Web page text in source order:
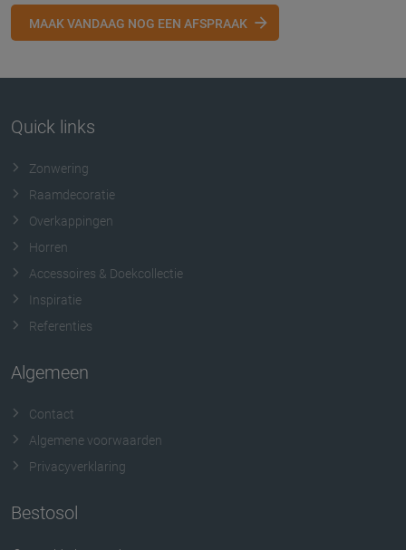
MAAK VANDAAG NOG EEN AFSPRAAK
Quick links
Zonwering
Raamdecoratie
Overkappingen
Horren
Accessoires & Doekcollectie
Inspiratie
Referenties
Algemeen
Contact
Algemene voorwaarden
Privacyverklaring
Bestosol